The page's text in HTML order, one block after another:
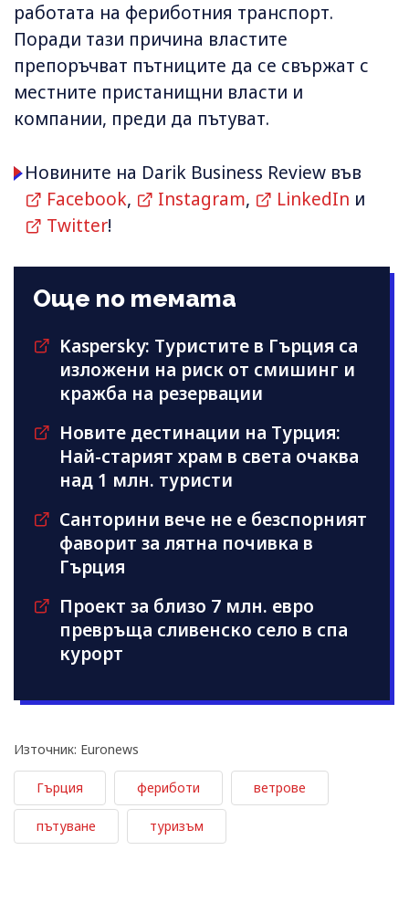
работата на фериботния транспорт.
Поради тази причина властите
препоръчват пътниците да се свържат с
местните пристанищни власти и
компании, преди да пътуват.
Новините на Darik Business Review във
Facebook, Instagram, LinkedIn и
Twitter!
Още по темата
Kaspersky: Туристите в Гърция са
изложени на риск от смишинг и
кражба на резервации
Новите дестинации на Турция:
Най-старият храм в света очаква
над 1 млн. туристи
Санторини вече не е безспорният
фаворит за лятна почивка в
Гърция
Проект за близо 7 млн. евро
превръща сливенско село в спа
курорт
Източник: Euronews
Гърция фериботи ветрове
пътуване туризъм